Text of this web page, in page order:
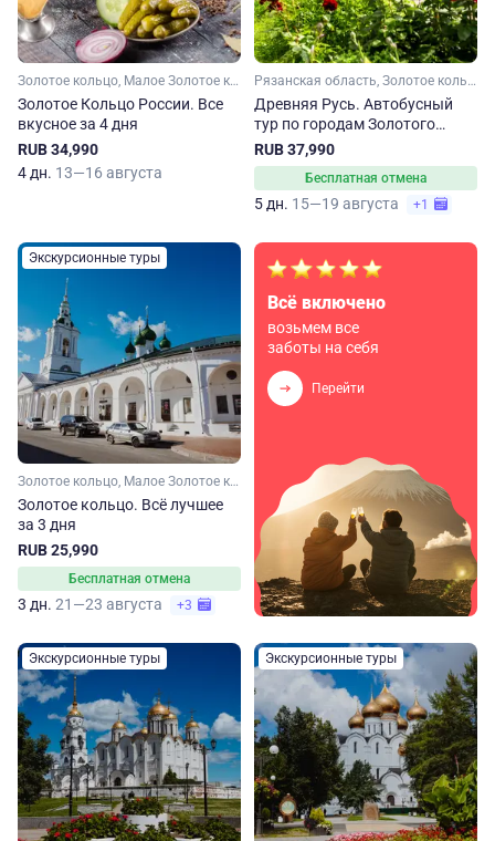
Золотое кольцо, Малое Золотое кольцо, Ярославская область, Костромская область, Владимирская область, Московская область, Ивановская область
Золотое Кольцо России. Все
вкусное за 4 дня
RUB 34,990
4 дн. 13—16 августа
Рязанская область, Золотое кольцо, Владимирская область, Нижегородская область, Малое Золотое кольцо, Московская область
Древняя Русь. Автобусный
тур по городам Золотого
кольца
RUB 37,990
Бесплатная отмена
5 дн. 15—19 августа +1
Экскурсионные туры
Золотое кольцо, Малое Золотое кольцо, Ивановская область, Ярославская область, Московская область, Владимирская область, Костромская область
Золотое кольцо. Всё лучшее
за 3 дня
RUB 25,990
Бесплатная отмена
3 дн. 21—23 августа +3
Всё включено
возьмем все
заботы на себя
Перейти
Экскурсионные туры Экскурсионные туры